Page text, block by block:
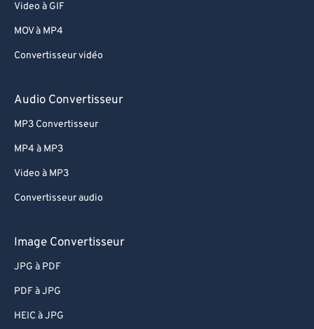
Video à GIF
MOV à MP4
Convertisseur vidéo
Audio Convertisseur
MP3 Convertisseur
MP4 à MP3
Video à MP3
Convertisseur audio
Image Convertisseur
JPG à PDF
PDF à JPG
HEIC à JPG